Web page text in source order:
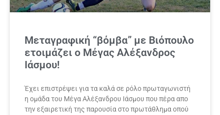
Μεταγραφική “βόμβα” με Βιόπουλο
ετοιμάζει ο Μέγας Αλέξανδρος
Ιάσμου!
Έχει επιστρέψει για τα καλά σε ρόλο πρωταγωνιστή
η ομάδα του Μέγα Αλέξανδρου Ιάσμου που πέρα απο
την εξαιρετική της παρουσία στο πρωτάθλημα οπού